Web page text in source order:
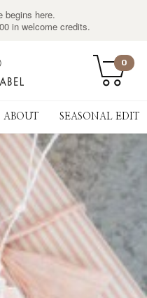
begins here.
in welcome credits.
0
ABOUT SEASONAL EDIT